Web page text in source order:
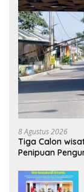
8 Agustus 2026
Tiga Calon
Penipuan